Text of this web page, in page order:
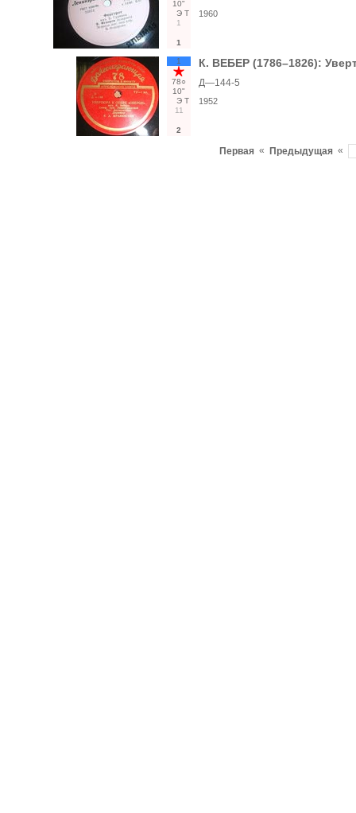
10"
Э Т
1
1
1960
1
78○
10"
Э Т
11
2
К. ВЕБЕР (1786–1826):
Д—144-5
1952
Первая « Предыдущая «